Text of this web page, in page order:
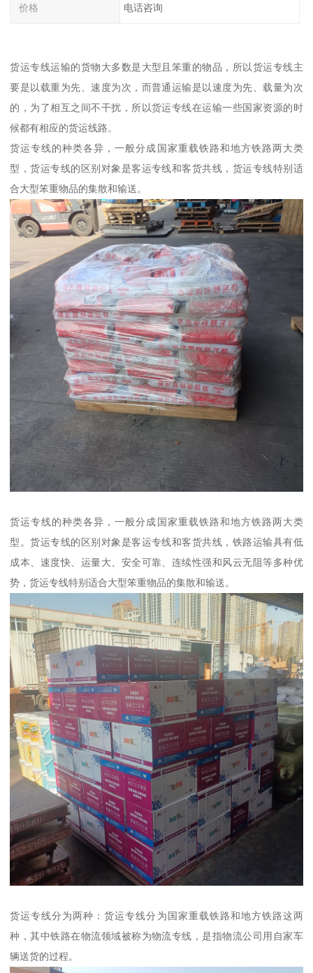
价格 电话咨询
货运专线运输的货物大多数是大型且笨重的物品，所以货运专线主
要是以载重为先、速度为次，而普通运输是以速度为先、载量为次
的，为了相互之间不干扰，所以货运专线在运输一些国家资源的时
候都有相应的货运线路。
货运专线的种类各异，一般分成国家重载铁路和地方铁路两大类
型，货运专线的区别对象是客运专线和客货共线，货运专线特别适
合大型笨重物品的集散和输送。
货运专线的种类各异，一般分成国家重载铁路和地方铁路两大类
型。货运专线的区别对象是客运专线和客货共线，铁路运输具有低
成本、速度快、运量大、安全可靠、连续性强和风云无阻等多种优
势，货运专线特别适合大型笨重物品的集散和输送。
货运专线分为两种：货运专线分为国家重载铁路和地方铁路这两
种，其中铁路在物流领域被称为物流专线，是指物流公司用自家车
辆送货的过程。